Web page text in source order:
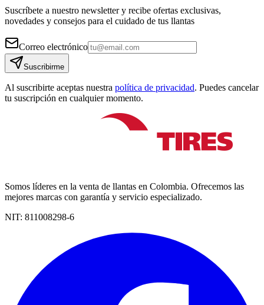
Suscríbete a nuestro newsletter y recibe ofertas exclusivas,
novedades y consejos para el cuidado de tus llantas
Correo electrónico
Suscribirme
Al suscribirte aceptas nuestra política de privacidad. Puedes cancelar
tu suscripción en cualquier momento.
Somos líderes en la venta de llantas en Colombia. Ofrecemos las
mejores marcas con garantía y servicio especializado.
NIT: 811008298-6